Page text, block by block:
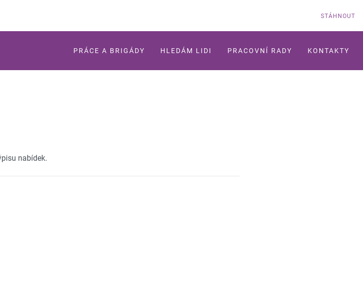
STÁHNOUT
PRÁCE A BRIGÁDY HLEDÁM LIDI PRACOVNÍ RADY KONTAKTY
nabídek.